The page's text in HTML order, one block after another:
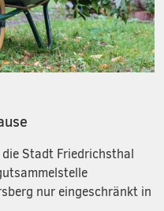
Stadt Friedrichsthal
nur eingeschränkt in